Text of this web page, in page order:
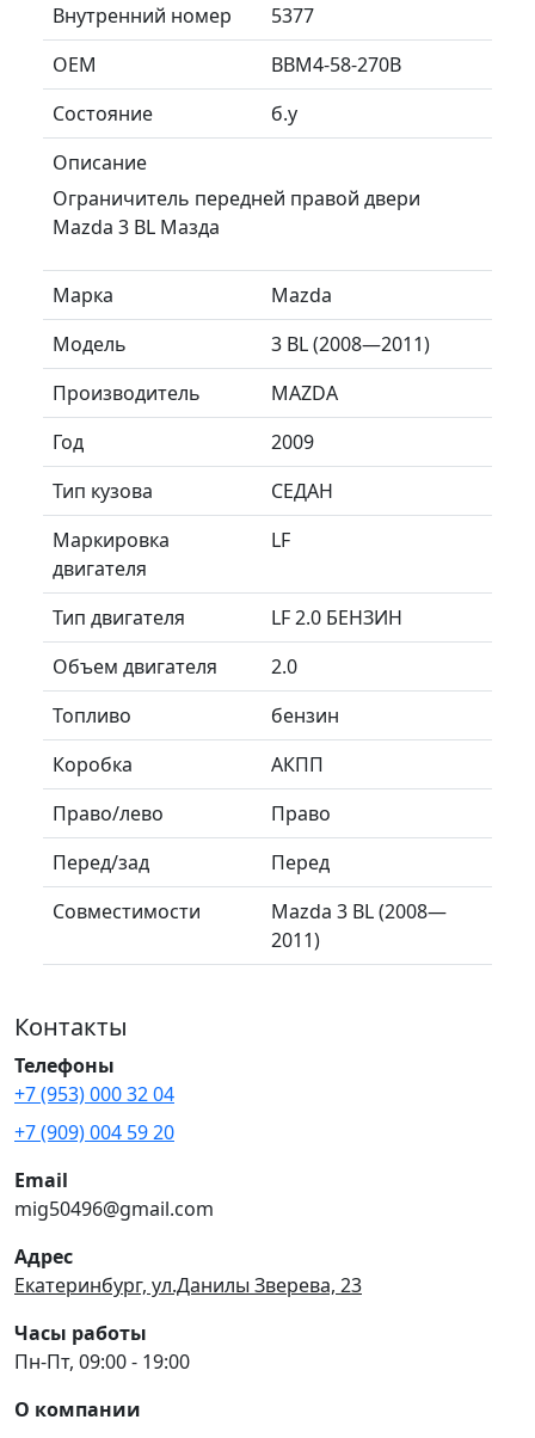
Внутренний номер
5377
ОЕМ
BBM4-58-270B
Состояние
б.у
Описание
Ограничитель передней правой двери
Mazda 3 BL Мазда
Марка
Mazda
Модель
3 BL (2008—2011)
Производитель
MAZDA
Год
2009
Тип кузова
СЕДАН
Маркировка
двигателя
LF
Тип двигателя
LF 2.0 БЕНЗИН
Объем двигателя
2.0
Топливо
бензин
Коробка
АКПП
Право/лево
Право
Перед/зад
Перед
Совместимости
Mazda 3 BL (2008—
2011)
Контакты
Телефоны
+7 (953) 000 32 04
+7 (909) 004 59 20
Email
mig50496@gmail.com
Адрес
Екатеринбург, ул.Данилы Зверева, 23
Часы работы
Пн-Пт, 09:00 - 19:00
О компании